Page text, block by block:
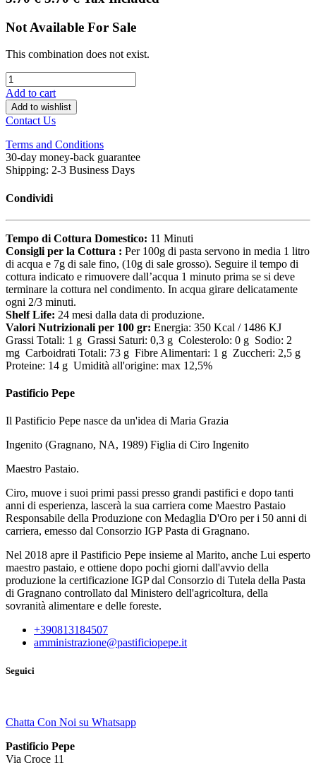
Not Available For Sale
This combination does not exist.
Add to cart
Add to wishlist
Contact Us
Terms and Conditions
30-day money-back guarantee
Shipping: 2-3 Business Days
Condividi
Tempo di Cottura Domestico: 11 Minuti
Consigli per la Cottura : Per 100g di pasta servono in media 1 litro
di acqua e 7g di sale fino, (10g di sale grosso). Seguire il tempo di
cottura indicato e rimuovere dall’acqua 1 minuto prima se si deve
terminare la cottura nel condimento. In acqua girare delicatamente
ogni 2/3 minuti.
Shelf Life: 24 mesi dalla data di produzione.
Valori Nutrizionali per 100 gr: Energia: 350 Kcal / 1486 KJ
Grassi Totali: 1 g Grassi Saturi: 0,3 g Colesterolo: 0 g Sodio: 2
mg Carboidrati Totali: 73 g Fibre Alimentari: 1 g Zuccheri: 2,5 g
Proteine: 14 g Umidità all'origine: max 12,5%
Pastificio Pepe
Il Pastificio Pepe nasce da un'idea di Maria Grazia
Ingenito (Gragnano, NA, 1989) Figlia di Ciro Ingenito
Maestro Pastaio.
Ciro, muove i suoi primi passi presso grandi pastifici e dopo tanti
anni di esperienza, lascerà la sua carriera come Maestro Pastaio
Responsabile della Produzione con Medaglia D'Oro per i 50 anni di
carriera, emesso dal Consorzio IGP Pasta di Gragnano.
Nel 2018 apre il Pastificio Pepe insieme al Marito, anche Lui esperto
maestro pastaio, e ottiene dopo pochi giorni dall'avvio della
produzione la certificazione IGP dal Consorzio di Tutela della Pasta
di Gragnano controllato dal Ministero dell'agricoltura, della
sovranità alimentare e delle foreste.
+390813184507
amministrazione@pastificiopepe.it
Seguici
Chatta Con Noi su Whatsapp
Pastificio Pepe
Via Croce 11